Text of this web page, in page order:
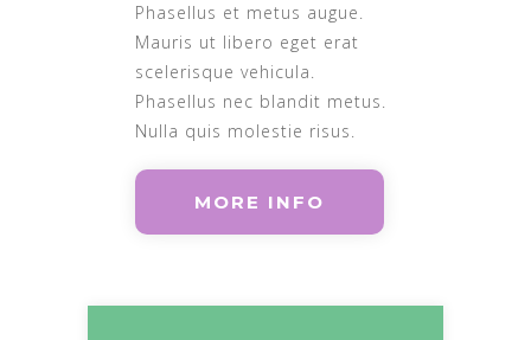
Phasellus et metus augue.
Mauris ut libero eget erat
scelerisque vehicula.
Phasellus nec blandit metus.
Nulla quis molestie risus.
MORE INFO